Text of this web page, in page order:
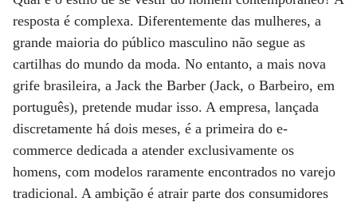
resposta é complexa. Diferentemente das mulheres, a
grande maioria do público masculino não segue as
cartilhas do mundo da moda. No entanto, a mais nova
grife brasileira, a Jack the Barber (Jack, o Barbeiro, em
português), pretende mudar isso. A empresa, lançada
discretamente há dois meses, é a primeira do e-
commerce dedicada a atender exclusivamente os
homens, com modelos raramente encontrados no varejo
tradicional. A ambição é atrair parte dos consumidores